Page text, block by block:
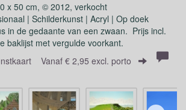
x 50 cm, © 2012, verkocht
| Schilderkunst | Acryl | Op doek
in de gedaante van een zwaan. Prijs incl.
baklijst met vergulde voorkant.
Vanaf € 2,95 excl. porto